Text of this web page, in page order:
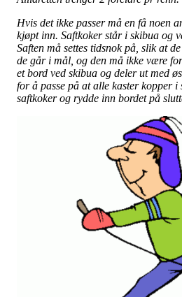
Hvis det ikke passer må en få noen
kjøpt inn. Saftkoker står i skibua og
Saften må settes tidsnok på, slik at
de går i mål, og den må ikke være
et bord ved skibua og deler ut med
for å passe på at alle kaster kopper i
saftkoker og rydde inn bordet på